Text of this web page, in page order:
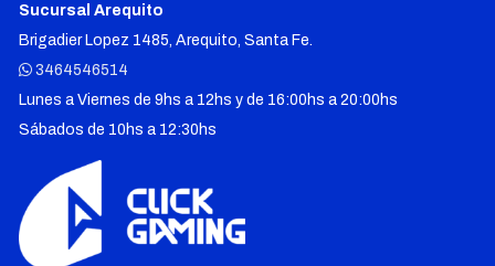
Sucursal Arequito
Brigadier Lopez 1485, Arequito, Santa Fe.
3464546514
Lunes a Viernes de 9hs a 12hs y de 16:00hs a 20:00hs
Sábados de 10hs a 12:30hs